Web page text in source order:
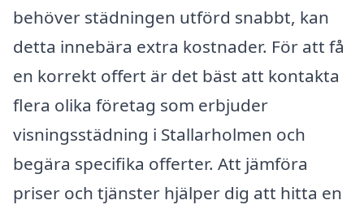
behöver städningen utförd snabbt, kan
detta innebära extra kostnader. För att få
en korrekt offert är det bäst att kontakta
flera olika företag som erbjuder
visningsstädning i Stallarholmen och
begära specifika offerter. Att jämföra
priser och tjänster hjälper dig att hitta en